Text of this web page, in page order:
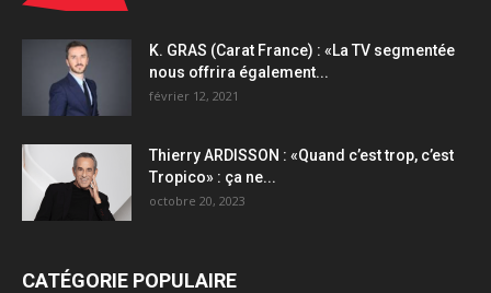
K. GRAS (Carat France) : «La TV segmentée
nous offrira également...
février 12, 2021
Thierry ARDISSON : «Quand c’est trop, c’est
Tropico» : ça ne...
octobre 20, 2023
CATÉGORIE POPULAIRE